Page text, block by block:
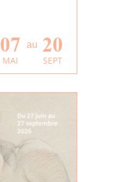
07
MAI
au 20
SEPT